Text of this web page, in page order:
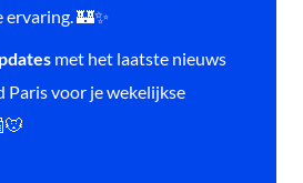
🏰✨
met het laatste nieuws
Paris voor je wekelijkse